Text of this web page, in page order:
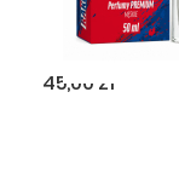
45,00 zł